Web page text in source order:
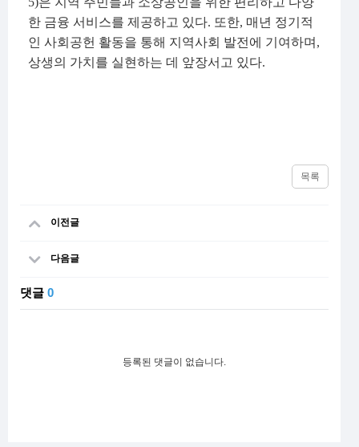
한 금융 서비스를 제공하고 있다. 또한, 매년 정기적
인 사회공헌 활동을 통해 지역사회 발전에 기여하며 ,
상생의 가치를 실현하는 데 앞장서고 있다.
목록
이전글
다음글
댓글 0
등록된 댓글이 없습니다.